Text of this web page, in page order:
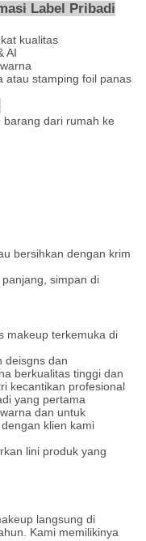
Label Pribadi
kualitas
AI
atau stamping foil panas
dari rumah ke
bersihkan dengan krim
simpan di
makeup terkemuka di
deisgns dan
berkualitas tinggi dan
kecantikan profesional
yang pertama
dan untuk
klien kami
lini produk yang
langsung di
Kami memilikinya